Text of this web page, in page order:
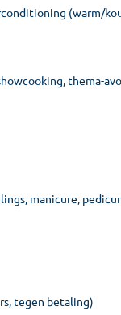
(warm/
thema-
manicure,
tegen betaling)